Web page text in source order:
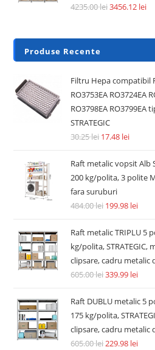
4235.00lei3456.12 lei
Produse Recente
Filtru Hepa compatibil
RO3753EA RO3724EA
RO3798EA RO3799EA
STRATEGIC
30.25lei 17.48 lei
Raft metalic vopsit Alb
200 kg/polita, 3 polite
fara suruburi
484.00lei 199.98 lei
Raft metalic TRIPLU 5
kg/polita,
clipsare, cadru metalic
605.00lei339.99 lei
Raft DUBLU metalic 5
175 kg/polita,
clipsare, cadru metalic
605.00lei229.98 lei